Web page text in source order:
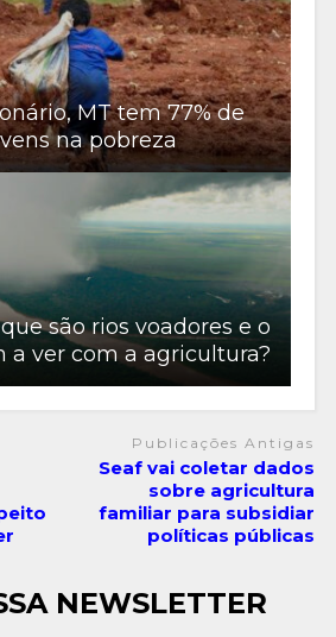
MT tem 77% de
na pobreza
são rios voadores e o
a ver com a agricultura?
Publicações Antigas
Seaf vai coletar dados
sobre agricultura
familiar para subsidiar
políticas públicas
NEWSLETTER